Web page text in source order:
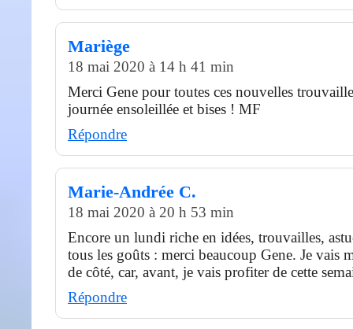
Mariège
18 mai 2020 à 14 h 41 min
Merci Gene pour toutes ces nouvelles
journée ensoleillée et bises ! MF
Répondre
Marie-Andrée C.
18 mai 2020 à 20 h 53 min
Encore un lundi riche en idées, trouvailles,
tous les goûts : merci beaucoup Gene. Je vais
de côté, car, avant, je vais profiter de cette
Répondre